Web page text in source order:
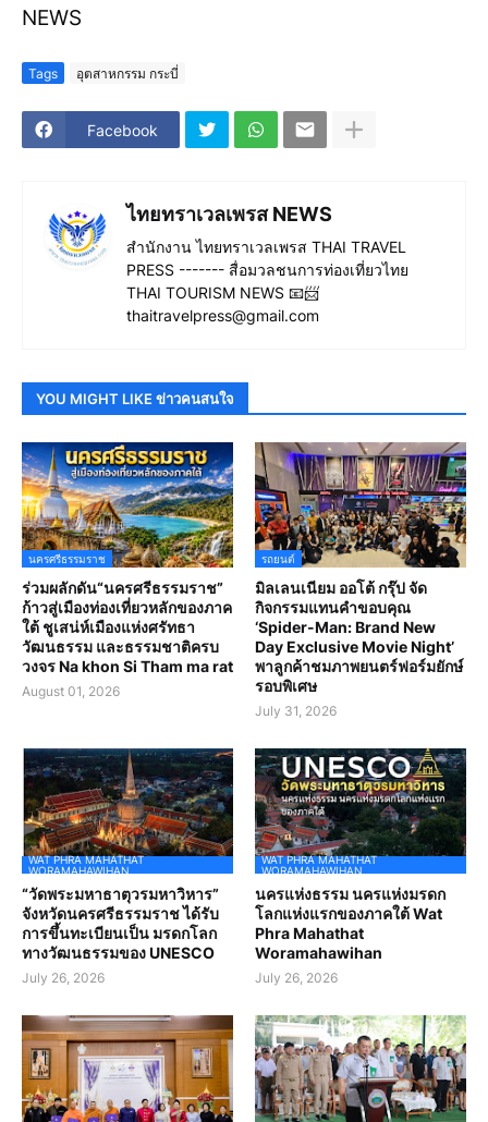
NEWS
Tags อุตสาหกรรม กระบี่
Facebook
ไทยทราเวลเพรส NEWS
สำนักงาน ไทยทราเวลเพรส THAI TRAVEL
PRESS ------- สื่อมวลชนการท่องเที่ยวไทย
THAI TOURISM NEWS 📧📨
thaitravelpress@gmail.com
YOU MIGHT LIKE ข่าวคนสนใจ
นครศรีธรรมราช
ร่วมผลักดัน“นครศรีธรรมราช”
ก้าวสู่เมืองท่องเที่ยวหลักของภาค
ใต้ ชูเสน่ห์เมืองแห่งศรัทธา
วัฒนธรรม และธรรมชาติครบ
วงจร Na khon Si Tham ma rat
August 01, 2026
รถยนต์
มิลเลนเนียม ออโต้ กรุ๊ป จัด
กิจกรรมแทนคำขอบคุณ
‘Spider-Man: Brand New
Day Exclusive Movie Night’
พาลูกค้าชมภาพยนตร์ฟอร์มยักษ์
รอบพิเศษ
July 31, 2026
WAT PHRA MAHATHAT
WORAMAHAWIHAN
“วัดพระมหาธาตุวรมหาวิหาร”
จังหวัดนครศรีธรรมราช ได้รับ
การขึ้นทะเบียนเป็น มรดกโลก
ทางวัฒนธรรมของ UNESCO
July 26, 2026
WAT PHRA MAHATHAT
WORAMAHAWIHAN
นครแห่งธรรม นครแห่งมรดก
โลกแห่งแรกของภาคใต้ Wat
Phra Mahathat
Woramahawihan
July 26, 2026